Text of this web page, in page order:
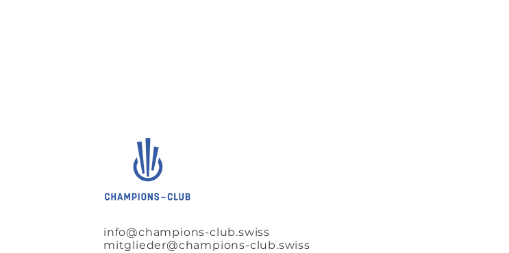
info@champions-club.swiss
mitglieder@champions-club.swiss